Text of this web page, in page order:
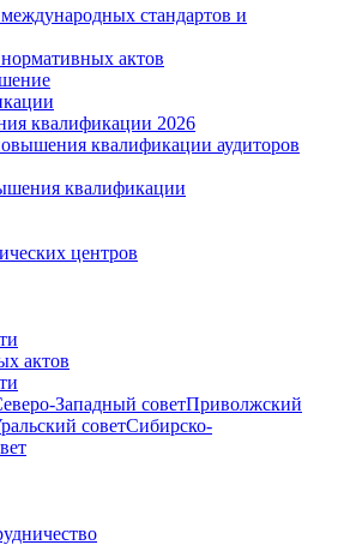
стандартов и
актов
квалификации 2026
квалификации аудиторов
квалификации
центров
актов
Западный советПриволжский
советСибирско-